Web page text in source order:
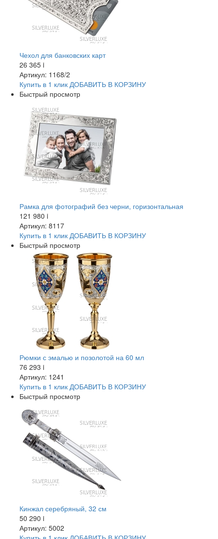
Чехол для банковских карт
26 365 i
Артикул: 1168/2
Купить в 1 клик ДОБАВИТЬ В КОРЗИНУ
Быстрый просмотр
Рамка для фотографий без черни, горизонтальная
121 980 i
Артикул: 8117
Купить в 1 клик ДОБАВИТЬ В КОРЗИНУ
Быстрый просмотр
Рюмки с эмалью и позолотой на 60 мл
76 293 i
Артикул: 1241
Купить в 1 клик ДОБАВИТЬ В КОРЗИНУ
Быстрый просмотр
Кинжал серебряный, 32 см
50 290 i
Артикул: 5002